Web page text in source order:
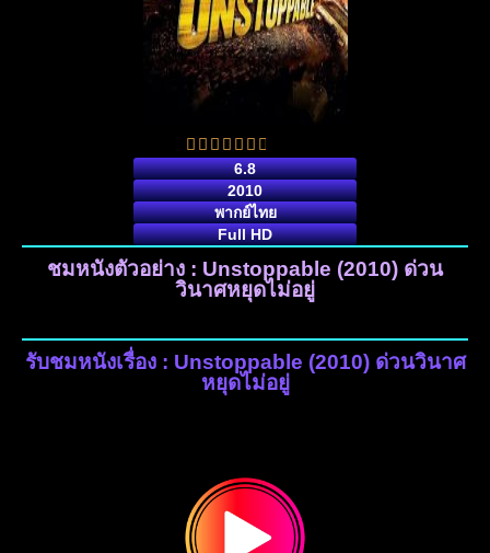
6.8
2010
พากย์ไทย
Full HD
ชมหนังตัวอย่าง : Unstoppable (2010) ด่วน
วินาศหยุดไม่อยู่
รับชมหนังเรื่อง : Unstoppable (2010) ด่วนวินาศ
หยุดไม่อยู่